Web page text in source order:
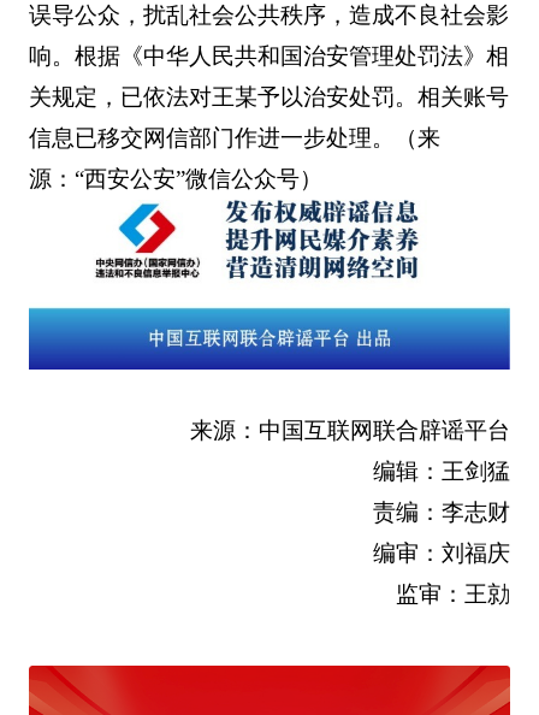
误导公众，扰乱社会公共秩序，造成不良社会影
响。根据《中华人民共和国治安管理处罚法》相
关规定，已依法对王某予以治安处罚。相关账号
信息已移交网信部门作进一步处理。（来
源：“西安公安”微信公众号）
来源：中国互联网联合辟谣平台
编辑：王剑猛
责编：李志财
编审：刘福庆
监审：王勍